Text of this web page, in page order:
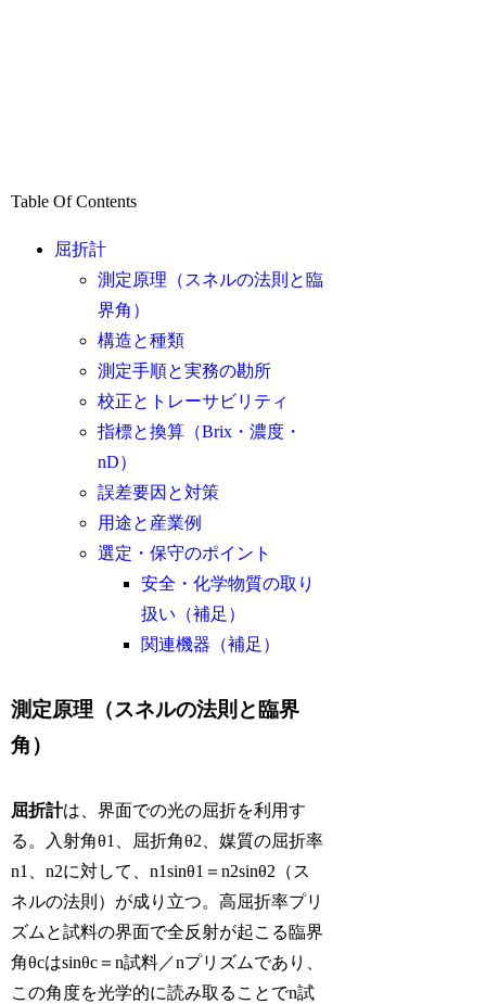
Table Of Contents
屈折計
測定原理（スネルの法則と臨
界角）
構造と種類
測定手順と実務の勘所
校正とトレーサビリティ
指標と換算（Brix・濃度・
nD）
誤差要因と対策
用途と産業例
選定・保守のポイント
安全・化学物質の取り
扱い（補足）
関連機器（補足）
測定原理（スネルの法則と臨界
角）
屈折計は、界面での光の屈折を利用す
る。入射角θ1、屈折角θ2、媒質の屈折率
n1、n2に対して、n1sinθ1＝n2sinθ2（ス
ネルの法則）が成り立つ。高屈折率プリ
ズムと試料の界面で全反射が起こる臨界
角θcはsinθc＝n試料／nプリズムであり、
この角度を光学的に読み取ることでn試